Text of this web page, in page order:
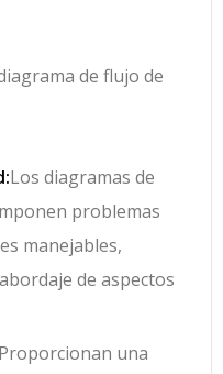
de flujo de
Los diagramas de
problemas
manejables,
de aspectos
Proporcionan una